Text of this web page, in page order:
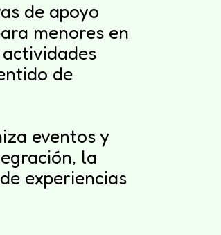
de apoyo
menores en
de
eventos y
la
experiencias